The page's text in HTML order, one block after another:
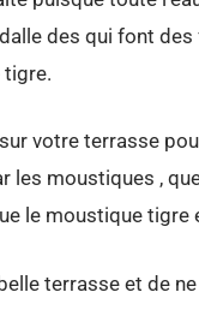
des qui font
tigre.
votre terrasse
les moustiques ,
le moustique tigre
terrasse et de